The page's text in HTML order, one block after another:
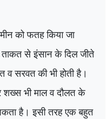
को फतह किया जा
से इंसान के दिल जीते
सरवत की भी होती है।
शख्स भी माल व दौलत के
है। इसी तरह एक बहुत